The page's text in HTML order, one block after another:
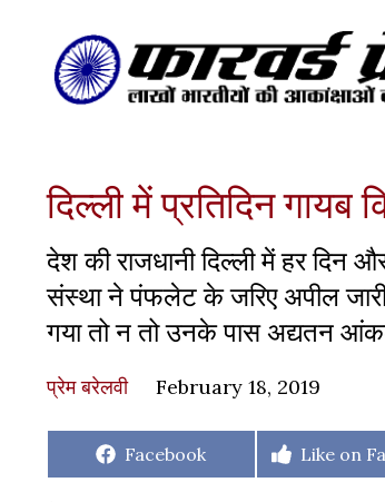
दिल्ली में प्रतिदिन
देश की राजधानी दिल्ली में हर दिन
संस्था ने पंफलेट के जरिए अपील
गया तो न तो उनके पास अद्यतन
प्रेम बरेलवी February 18, 2019
Share
Facebook
Share
Like on